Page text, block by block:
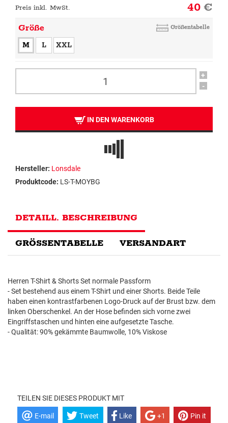
Preis inkl. MwSt. 40€
Größe Größentabelle
M L XXL
+
-
IN DEN WARENKORB
Hersteller: Lonsdale
Produktcode: LS-T-MOYBG
DETAILL. BESCHREIBUNG
GRÖSSENTABELLE VERSANDART
Herren T-Shirt & Shorts Set normale Passform
- Set bestehend aus einem T-Shirt und einer Shorts. Beide Teile
haben einen kontrastfarbenen Logo-Druck auf der Brust bzw. dem
linken Oberschenkel. An der Hose befinden sich vorne zwei
Eingriffstaschen und hinten eine aufgesetzte Tasche.
- Qualität: 90% gekämmte Baumwolle, 10% Viskose
TEILEN SIE DIESES PRODUKT MIT
E-mail Tweet Like +1 Pin it